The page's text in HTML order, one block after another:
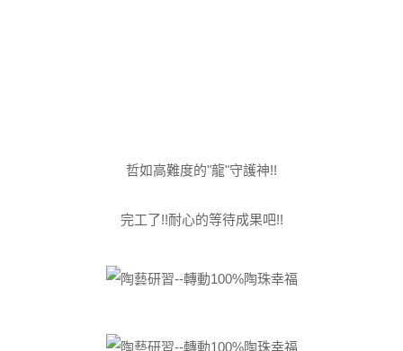
哲如高難度的"龍"守護神!!
完工了!!耐心的等待成果吧!!